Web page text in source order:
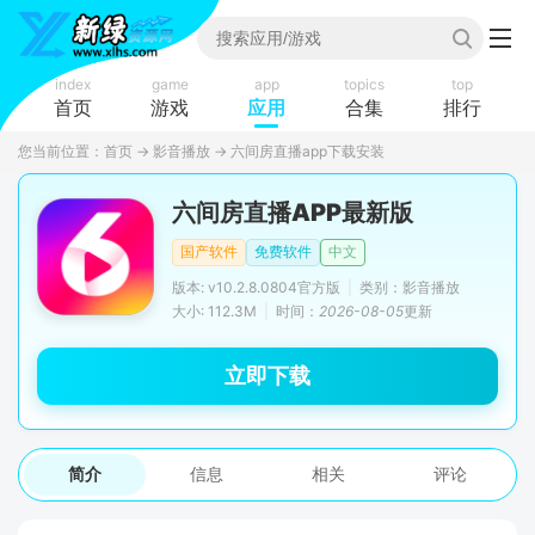
index
首页
game
游戏
app
应用
topics
合集
top
排行
您当前位置： 首页 → 影音播放 → 六间房直播app下载安装
六间房直播APP最新版
国产软件 免费软件
中文
版本: v10.2.8.0804官方版
类别：影音播放
大小: 112.3M
时间： 2026-08-05更新
立即下载
简介 信息 相关 评论